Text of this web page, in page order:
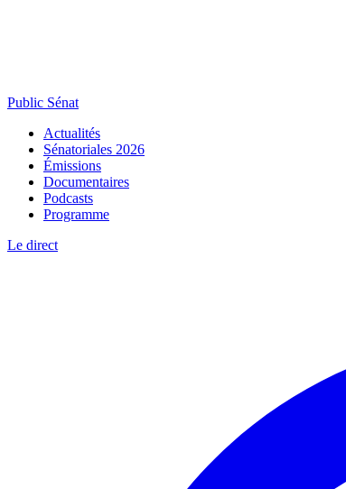
Public Sénat
Actualités
Sénatoriales 2026
Émissions
Documentaires
Podcasts
Programme
Le direct